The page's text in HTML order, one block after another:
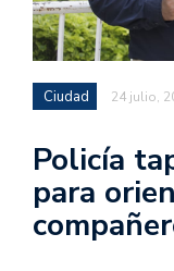
Ciudad 24 julio,
Policía
para